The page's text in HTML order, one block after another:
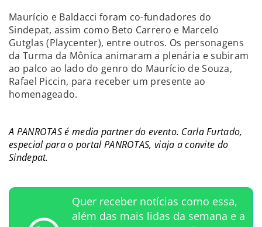
Maurício e Baldacci foram co-fundadores do
Sindepat, assim como Beto Carrero e Marcelo
Gutglas (Playcenter), entre outros. Os personagens
da Turma da Mônica animaram a plenária e subiram
ao palco ao lado do genro do Maurício de Souza,
Rafael Piccin, para receber um presente ao
homenageado.
A PANROTAS é media partner do evento. Carla Furtado,
especial para o portal PANROTAS, viaja a convite do
Sindepat.
Quer receber notícias como essa,
além das mais lidas da semana e a